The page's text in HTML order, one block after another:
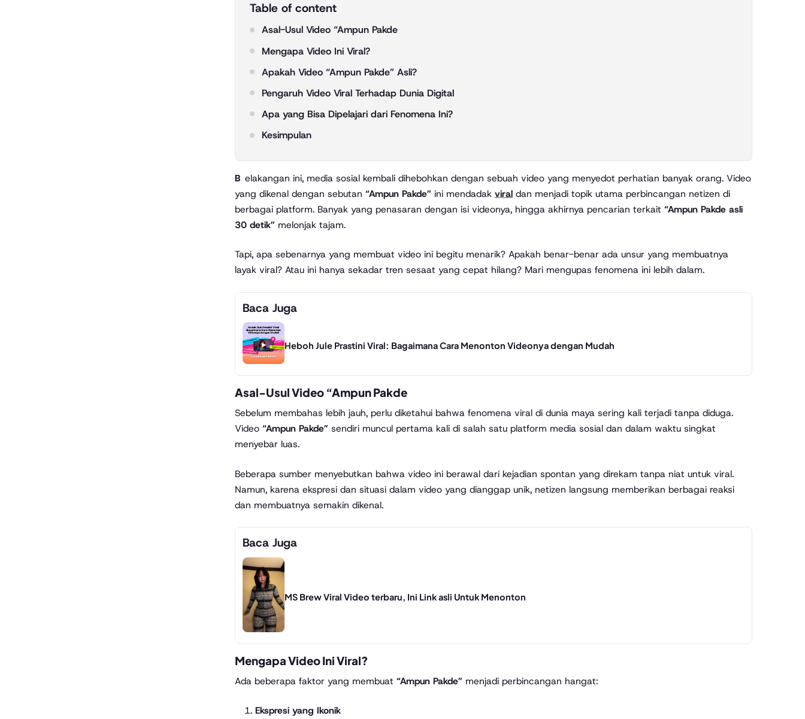
Table of content
Asal-Usul Video “Ampun Pakde
Mengapa Video Ini Viral?
Apakah Video “Ampun Pakde” Asli?
Pengaruh Video Viral Terhadap Dunia Digital
Apa yang Bisa Dipelajari dari Fenomena Ini?
Kesimpulan
Belakangan ini, media sosial kembali dihebohkan dengan sebuah video yang menyedot perhatian banyak orang. Video
yang dikenal dengan sebutan “Ampun Pakde” ini mendadak viral dan menjadi topik utama perbincangan netizen di
berbagai platform. Banyak yang penasaran dengan isi videonya, hingga akhirnya pencarian terkait “Ampun Pakde asli
30 detik” melonjak tajam.
Tapi, apa sebenarnya yang membuat video ini begitu menarik? Apakah benar-benar ada unsur yang membuatnya
layak viral? Atau ini hanya sekadar tren sesaat yang cepat hilang? Mari mengupas fenomena ini lebih dalam.
Baca Juga
Heboh Jule Prastini Viral: Bagaimana Cara Menonton Videonya dengan Mudah
Asal-Usul Video “Ampun Pakde
Sebelum membahas lebih jauh, perlu diketahui bahwa fenomena viral di dunia maya sering kali terjadi tanpa diduga.
Video “Ampun Pakde” sendiri muncul pertama kali di salah satu platform media sosial dan dalam waktu singkat
menyebar luas.
Beberapa sumber menyebutkan bahwa video ini berawal dari kejadian spontan yang direkam tanpa niat untuk viral.
Namun, karena ekspresi dan situasi dalam video yang dianggap unik, netizen langsung memberikan berbagai reaksi
dan membuatnya semakin dikenal.
Baca Juga
MS Brew Viral Video terbaru, Ini Link asli Untuk Menonton
Mengapa Video Ini Viral?
Ada beberapa faktor yang membuat “Ampun Pakde” menjadi perbincangan hangat:
Ekspresi yang Ikonik